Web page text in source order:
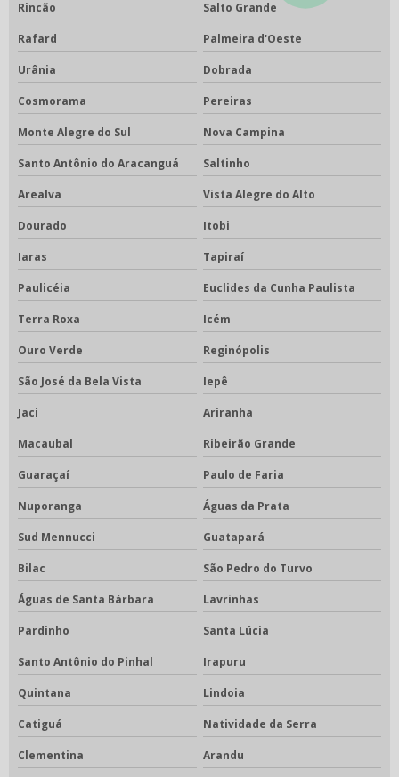
Rincão Salto Grande
Rafard Palmeira d'Oeste
Urânia Dobrada
Cosmorama Pereiras
Monte Alegre do Sul Nova Campina
Santo Antônio do Aracanguá Saltinho
Arealva Vista Alegre do Alto
Dourado Itobi
Iaras Tapiraí
Paulicéia Euclides da Cunha Paulista
Terra Roxa Icém
Ouro Verde Reginópolis
São José da Bela Vista Iepê
Jaci Ariranha
Macaubal Ribeirão Grande
Guaraçaí Paulo de Faria
Nuporanga Águas da Prata
Sud Mennucci Guatapará
Bilac São Pedro do Turvo
Águas de Santa Bárbara Lavrinhas
Pardinho Santa Lúcia
Santo Antônio do Pinhal Irapuru
Quintana Lindoia
Catiguá Natividade da Serra
Clementina Arandu